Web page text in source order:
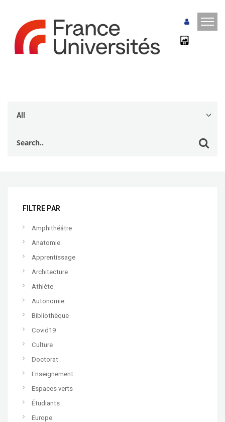
FILTRE PAR
Amphithéâtre
Anatomie
Apprentissage
Architecture
Athlète
Autonomie
Bibliothèque
Covid19
Culture
Doctorat
Enseignement
Espaces verts
Étudiants
Europe